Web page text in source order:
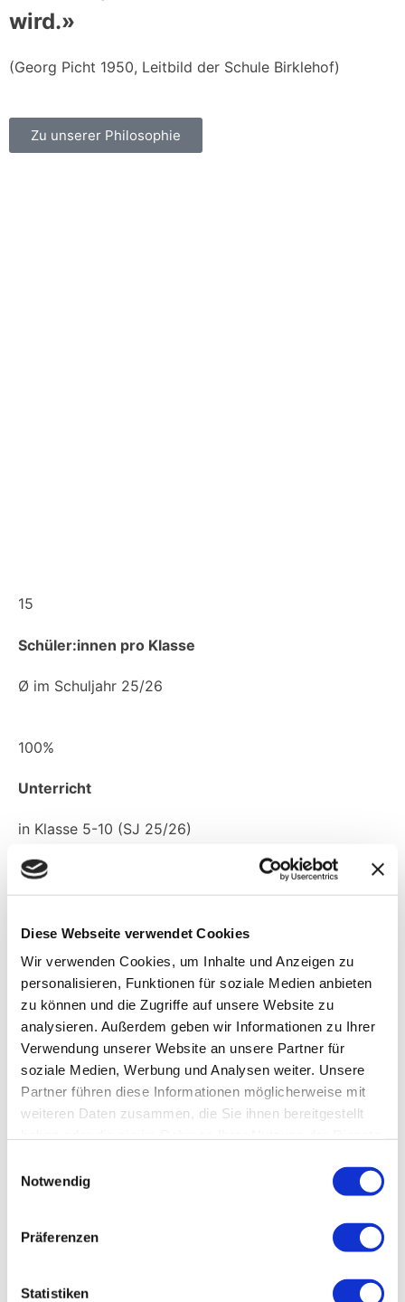
Diese Webseite verwendet Cookies
Wir verwenden Cookies, um Inhalte und Anzeigen zu
personalisieren, Funktionen für soziale Medien anbieten
zu können und die Zugriffe auf unsere Website zu
analysieren. Außerdem geben wir Informationen zu Ihrer
Verwendung unserer Website an unsere Partner für
soziale Medien, Werbung und Analysen weiter. Unsere
Partner führen diese Informationen möglicherweise mit
weiteren Daten zusammen, die Sie ihnen bereitgestellt
Notwendig
Präferenzen
Statistiken
wird.»
(Georg Picht 1950, Leitbild der Schule Birklehof)
Zu unserer Philosophie
15
Schüler:innen pro Klasse
Ø im Schuljahr 25/26
100%
Unterricht
in Klasse 5-10 (SJ 25/26)
2,04
Abiturdurchschnitt
2026 (G8, Baden Württemberg)
1:4
Pädagog:innen : Schüler:innen
Schuljahr 2025/26
Lernen Sie uns am Infotag